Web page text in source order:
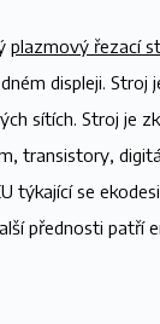
plazmový řezací
displeji. Stroj
sítích. Stroj je
transistory,
týkající se
přednosti patří